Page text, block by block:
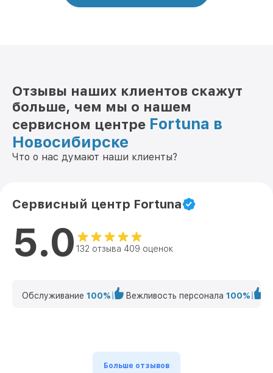
Отзывы наших клиентов скажут
больше, чем мы о нашем
сервисном центре Fortuna в
Новосибирске
Что о нас думают наши клиенты?
Сервисный центр Fortuna
5.0 132 отзыва 409 оценок
Обслуживание 100% Вежливость персонала 100%
Больше отзывов